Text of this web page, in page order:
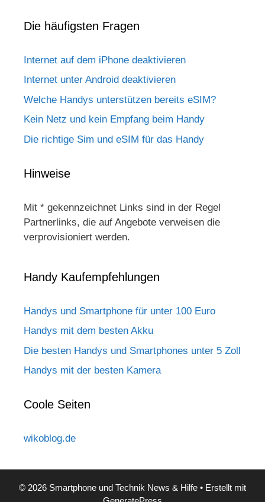
Die häufigsten Fragen
Internet auf dem iPhone deaktivieren
Internet unter Android deaktivieren
Welche Handys unterstützen bereits eSIM?
Kein Netz und kein Empfang beim Handy
Die richtige Sim und eSIM für das Handy
Hinweise
Mit * gekennzeichnet Links sind in der Regel
Partnerlinks, die auf Angebote verweisen die
verprovisioniert werden.
Handy Kaufempfehlungen
Handys und Smartphone für unter 100 Euro
Handys mit dem besten Akku
Die besten Handys und Smartphones unter 5 Zoll
Handys mit der besten Kamera
Coole Seiten
wikoblog.de
© 2026 Smartphone und Technik News & Hilfe • Erstellt mit